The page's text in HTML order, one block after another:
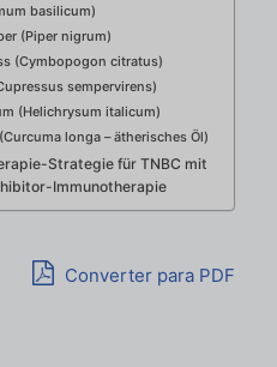
basilicum)
(Piper nigrum)
(Cymbopogon citratus)
sempervirens)
(Helichrysum italicum)
longa – ätherisches Öl)
Strategie für TNBC mit
Immunotherapie
Converter para PDF